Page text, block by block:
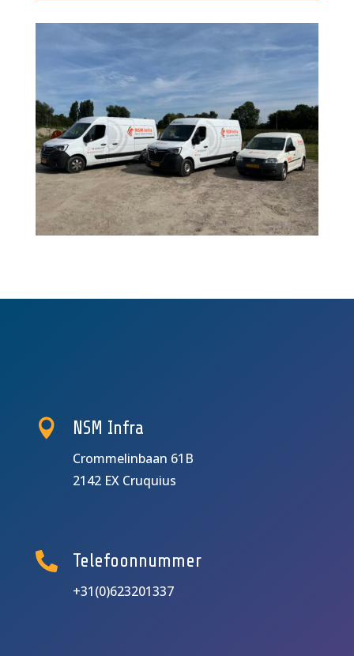
 NSM Infra
Crommelinbaan 61B
2142 EX Cruquius
 Telefoonnummer
+31(0)623201337